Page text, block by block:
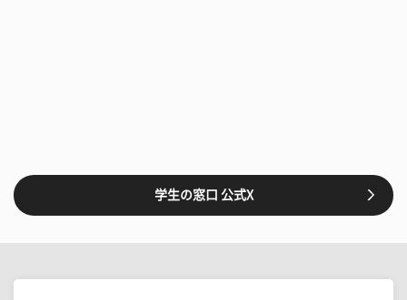
学生の窓口 公式X